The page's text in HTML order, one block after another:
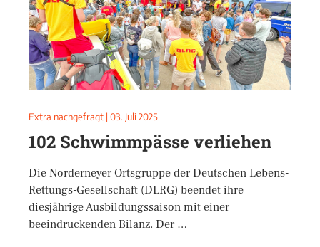
Extra nachgefragt | 03. Juli 2025
102 Schwimmpässe verliehen
Die Norderneyer Ortsgruppe der Deutschen Lebens-
Rettungs-Gesellschaft (DLRG) beendet ihre
diesjährige Ausbildungssaison mit einer
beeindruckenden Bilanz. Der …